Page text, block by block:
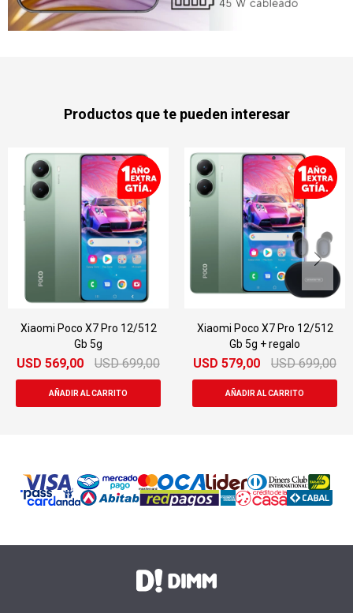
Productos que te pueden interesar
12/512
699,00
Xiaomi Poco X7 Pro 12/512
USD 579,00 USD 699,00
Samsung S25
USD 599,00